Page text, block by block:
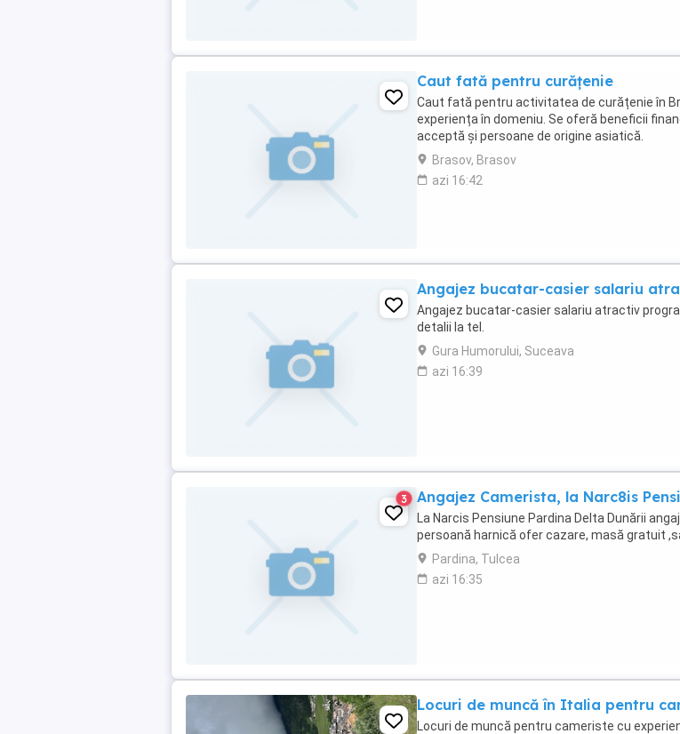
Caut fată pentru curățenie
Caut fată pentru activitatea de curățenie în
experiența în domeniu. Se oferă beneficii
acceptă și persoane de origine asiatică.
Brasov, Brasov
azi 16:42
Angajez bucatar-casier salariu
Angajez bucatar-casier salariu atractiv
detalii la tel.
Gura Humorului, Suceava
azi 16:39
3 Angajez Camerista, la Narc8is
La Narcis Pensiune Pardina Delta Dunării
persoană harnică ofer cazare, masă gratuit
Pardina, Tulcea
azi 16:35
Locuri de muncă în Italia pentru
Locuri de muncă pentru cameriste cu